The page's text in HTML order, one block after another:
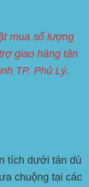
mua số lượng
giao hàng tận
TP. Phủ Lý.
tích dưới tán dù
chuộng tại các